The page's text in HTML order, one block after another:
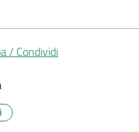
/ Condividi